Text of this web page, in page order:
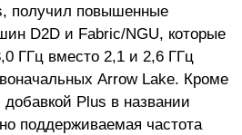
получил повышенные
D2D и Fabric/NGU, которые
ГГц вместо 2,1 и 2,6 ГГц
Arrow Lake. Кроме
добавкой Plus в названии
поддерживаемая частота